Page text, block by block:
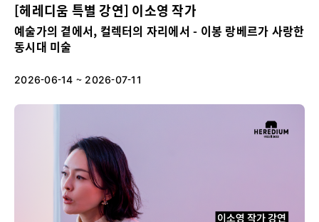
[헤레디움 특별 강연] 이소영 작가
예술가의 곁에서, 컬렉터의 자리에서 - 이봉 랑베르가 사랑한
동시대 미술
2026-06-14 ~ 2026-07-11